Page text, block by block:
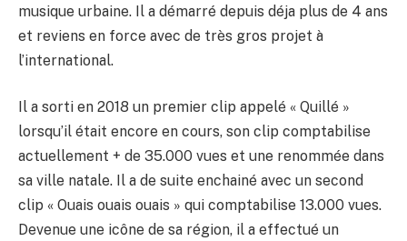
musique urbaine. Il a démarré depuis déja plus de 4 ans
et reviens en force avec de très gros projet à
l’international.
Il a sorti en 2018 un premier clip appelé « Quillé »
lorsqu’il était encore en cours, son clip comptabilise
actuellement + de 35.000 vues et une renommée dans
sa ville natale. Il a de suite enchainé avec un second
clip « Ouais ouais ouais » qui comptabilise 13.000 vues.
Devenue une icône de sa région, il a effectué un